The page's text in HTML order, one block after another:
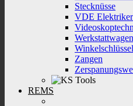
Stecknüsse
VDE
Werkstattwagen
Winkelschlüssel
Zangen
REMS